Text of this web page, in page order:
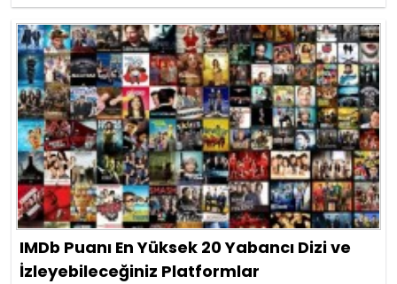
IMDb Puanı En Yüksek 20 Yabancı Dizi ve
İzleyebileceğiniz Platformlar